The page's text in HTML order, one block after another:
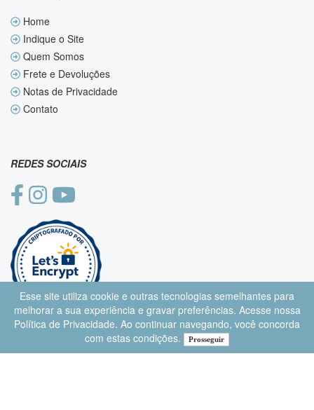
Esse site utiliza cookie e outras tecnologias semelhantes para
melhorar a sua experiência e gravar preferências. Acesse nossa
Política de Privacidade. Ao continuar navegando, você concorda
com estas condições.
Prosseguir
Home
Indique o Site
Quem Somos
Frete e Devoluções
Notas de Privacidade
Contato
REDES SOCIAIS
Lojas VirtuaisBR